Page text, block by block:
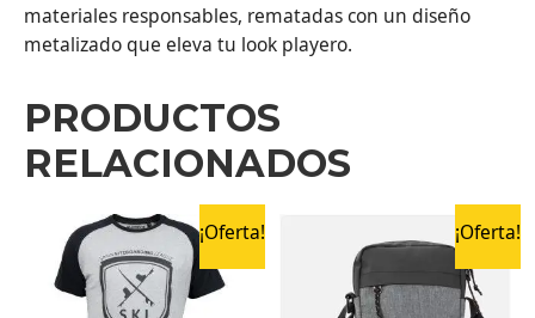
materiales responsables, rematadas con un diseño
metalizado que eleva tu look playero.
PRODUCTOS
RELACIONADOS
¡Oferta! ¡Oferta!